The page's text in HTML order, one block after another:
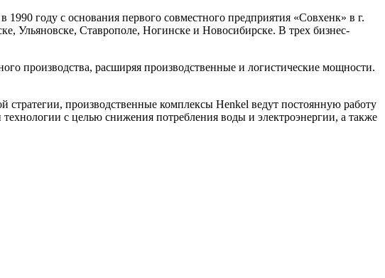
году с основания первого совместного предприятия «Совхенк» в г.
Ульяновске, Ставрополе, Ногинске и Новосибирске. В трех бизнес-
производства, расширяя производственные и логистические мощности.
производственные комплексы Henkel ведут постоянную работу
с целью снижения потребления воды и электроэнергии, а также